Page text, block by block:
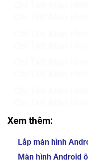
Xem thêm:
Lắp màn hình
Màn hình Android